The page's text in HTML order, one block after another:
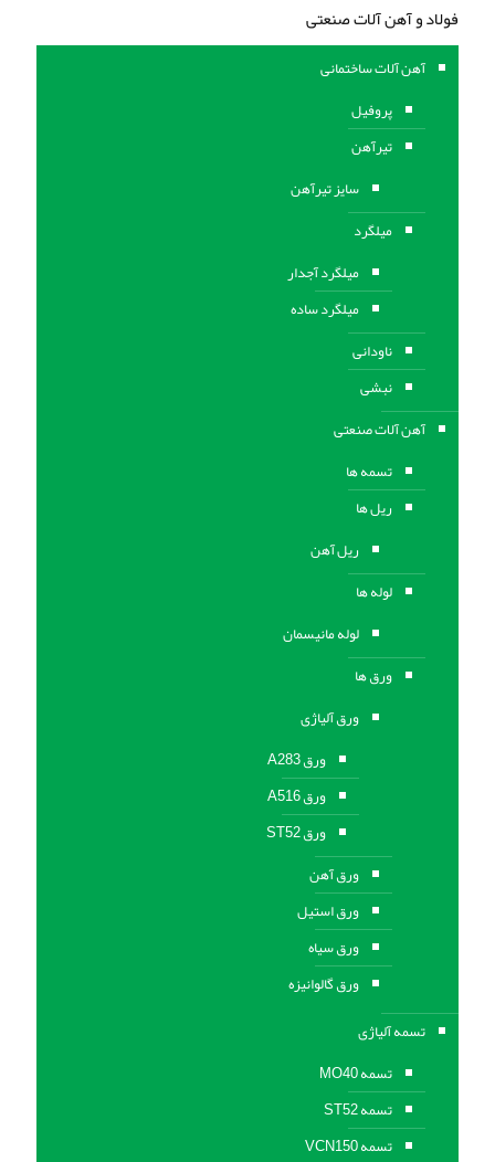
فولاد و آهن آلات صنعتی
آهن آلات ساختمانی
پروفیل
تیرآهن
سایز تیرآهن
میلگرد
میلگرد آجدار
میلگرد ساده
ناودانی
نبشی
آهن آلات صنعتی
تسمه ها
ریل ها
ریل آهن
لوله ها
لوله مانیسمان
ورق ها
ورق آلیاژی
ورق A283
ورق A516
ورق ST52
ورق آهن
ورق استیل
ورق سیاه
ورق گالوانیزه
تسمه آلیاژی
تسمه MO40
تسمه ST52
تسمه VCN150